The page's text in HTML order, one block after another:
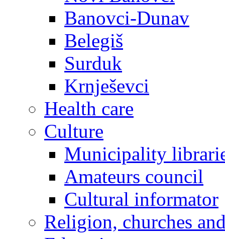
Banovci-Dunav
Belegiš
Surduk
Krnješevci
Health care
Culture
Municipality
Amateurs council
Cultural informator
Religion, churches